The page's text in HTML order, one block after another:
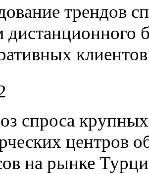
трендов
дистанционного
спроса
центров
на рынке